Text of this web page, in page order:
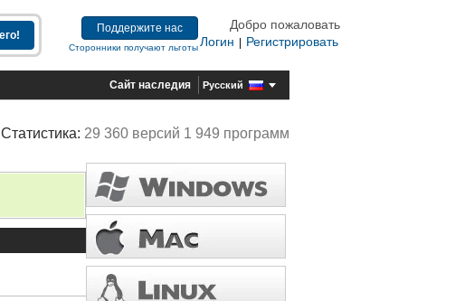
Поддержите нас
Сторонники получают льготы
Добро пожаловать
Логин
Регистрировать
Сайт наследия Русский
Статистика: 29 360 версий 1 949 программ